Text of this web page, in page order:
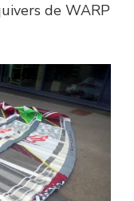
de WARP